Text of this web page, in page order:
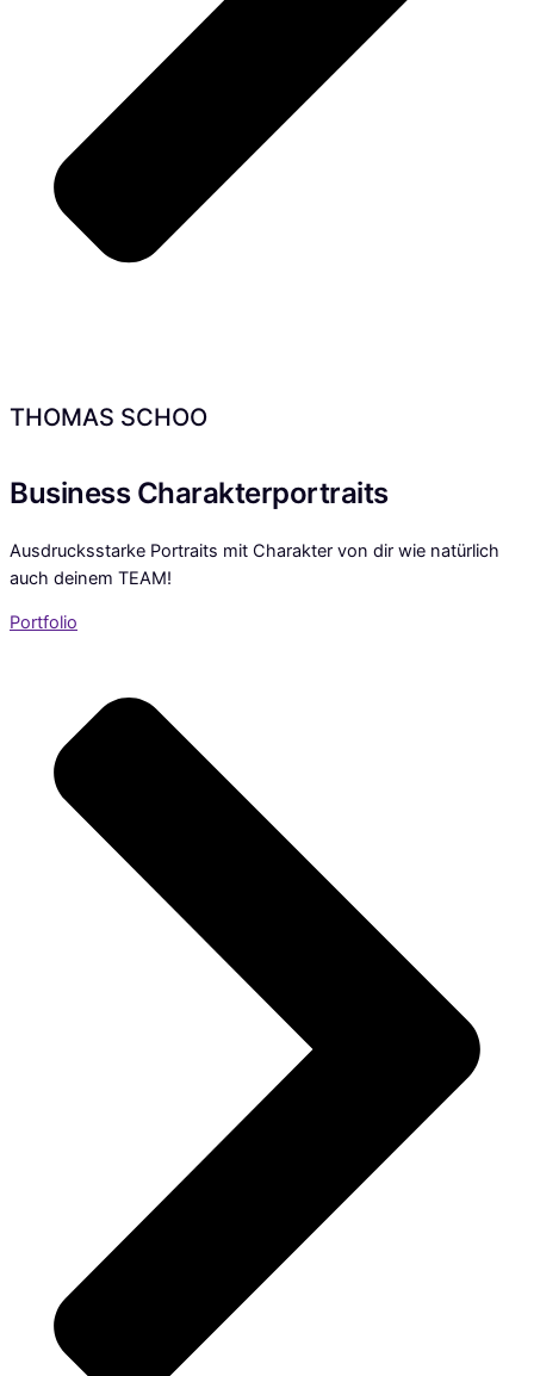
THOMAS SCHOO
Business Charakterportraits
Ausdrucksstarke Portraits mit Charakter von dir wie natürlich
auch deinem TEAM!
Portfolio